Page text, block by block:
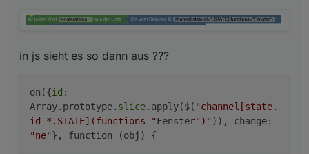
in js sieht es so dann aus ???
on({id :
Array.prototype. slice.apply($( "channel[state.
id=*.STATE](functions="Fenster")" )), change:
"ne"}, function (obj) {